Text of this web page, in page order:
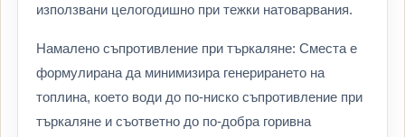
използвани целогодишно при тежки натоварвания.
Намалено съпротивление при търкаляне: Сместа е
формулирана да минимизира генерирането на
топлина, което води до по-ниско съпротивление при
търкаляне и съответно до по-добра горивна